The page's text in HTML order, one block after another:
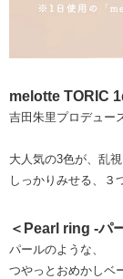
melotte TORIC
吉田朱里プロデュー
大人気の3色が、乱
しっかりみせる、３
＜Pearl ring -パ
パールのような、
つやっとおめかしベ